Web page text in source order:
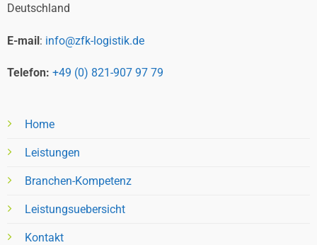
Deutschland
E-mail: info@zfk-logistik.de
Telefon: +49 (0) 821-907 97 79
Home
Leistungen
Branchen-Kompetenz
Leistungsuebersicht
Kontakt